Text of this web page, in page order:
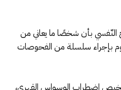
النّفسي بأن شخصًا ما يعاني من
بإجراء سلسلة من الفحوصات
اضطراب الوسواس القهري،